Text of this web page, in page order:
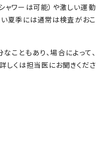
ャワーは可能）や激しい運動
い夏季には通常は検査がおこ
ともあり、場合によって、
しくは担当医にお聞きくださ